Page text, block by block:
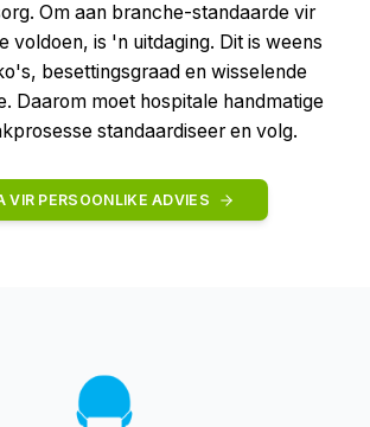
Om aan branche-standaarde vir
voldoen, is 'n uitdaging. Dit is weens
besettingsgraad en wisselende
Daarom moet hospitale handmatige
standaardiseer en volg.
VIR PERSOONLIKE ADVIES